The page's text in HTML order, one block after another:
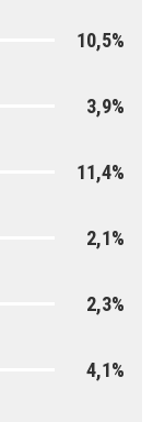
10,5%
3,9%
11,4%
2,1%
2,3%
4,1%